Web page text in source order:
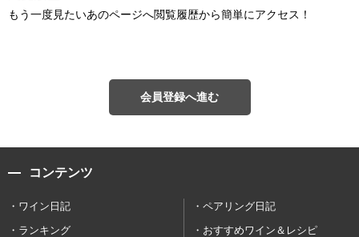
もう一度見たいあのページへ閲覧履歴から簡単にアクセス！
会員登録へ進む
コンテンツ
ワイン日記
ペアリング日記
ランキング
おすすめワイン＆レシピ